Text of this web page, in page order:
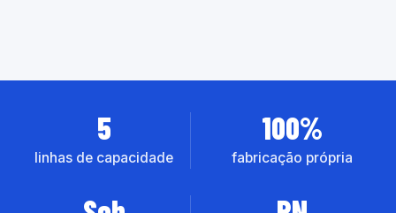
5
linhas de capacidade
100%
fabricação própria